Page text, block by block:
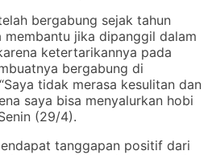
bergabung sejak tahun
membantu jika dipanggil dalam
ketertarikannya pada
bergabung di
tidak merasa kesulitan dan
saya bisa menyalurkan hobi
(29/4).
tanggapan positif dari